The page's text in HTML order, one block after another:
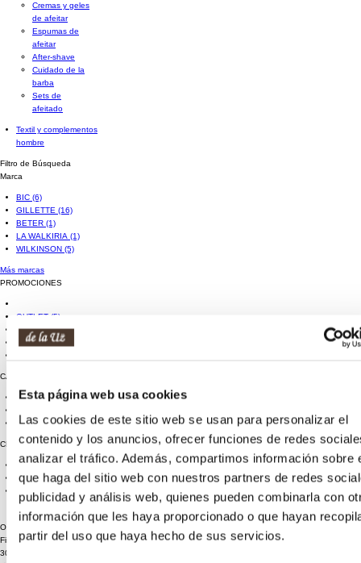
Esta página web usa cookies
Las cookies de este sitio web se usan para personalizar el
contenido y los anuncios, ofrecer funciones de redes
analizar el tráfico. Además, compartimos información sobre
que haga del sitio web con nuestros partners de redes
publicidad y análisis web, quienes pueden combinarla con
información que les haya proporcionado o que hayan
partir del uso que haya hecho de sus servicios.
Cremas y geles
de afeitar
Espumas de
afeitar
After-shave
Cuidado de la
barba
Sets de
afeitado
Textil y complementos
hombre
Filtro de Búsqueda
Marca
BIC (6)
GILLETTE (16)
BETER (1)
LA WALKIRIA (1)
WILKINSON (5)
Más marcas
PROMOCIONES
OUTLET (5)
CHOLLAZO(5)
CARACTERISTICAS
CHOLLAZOS
CHOLLAZO-
COSMETICA(2)
Ordenar por:
Filtrar productos
30 Artículos